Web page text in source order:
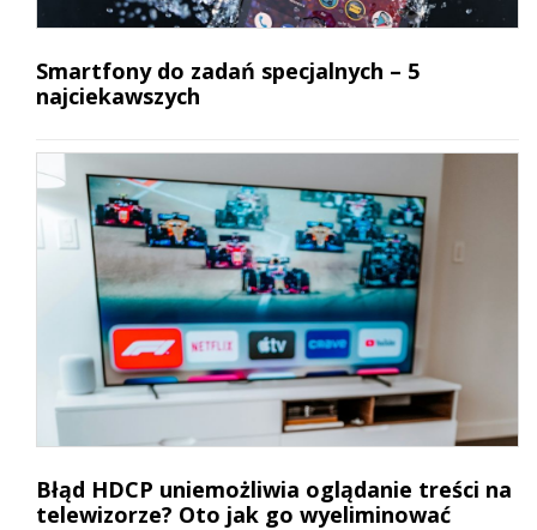
Smartfony do zadań specjalnych – 5
najciekawszych
Błąd HDCP uniemożliwia oglądanie treści na
telewizorze? Oto jak go wyeliminować